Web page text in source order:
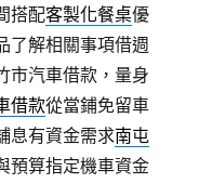
搭配客製化餐桌優
了解相關事項借週
市汽車借款，量身
借款從當鋪免留車
息有資金需求南屯
預算指定機車資金